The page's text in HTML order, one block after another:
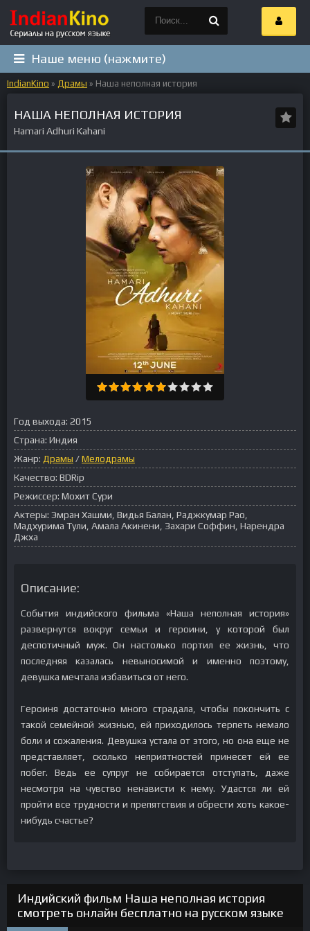
Наше меню (нажмите)
IndianKino » Драмы » Наша неполная история
НАША НЕПОЛНАЯ ИСТОРИЯ
Hamari Adhuri Kahani
Год выхода: 2015
Страна: Индия
Жанр: Драмы /Мелодрамы
Качество: BDRip
Режиссер: Мохит Сури
Актеры: Эмран Хашми, Видья Балан, Раджкумар Рао,
Мадхурима Тули, Амала Акинени, Захари Соффин, Нарендра
Джха
Описание:
События индийского фильма «Наша неполная история»
развернутся вокруг семьи и героини, у которой был
деспотичный муж. Он настолько портил ее жизнь, что
последняя казалась невыносимой и именно поэтому,
девушка мечтала избавиться от него.
Героиня достаточно много страдала, чтобы покончить с
такой семейной жизнью, ей приходилось терпеть немало
боли и сожаления. Девушка устала от этого, но она еще не
представляет, сколько неприятностей принесет ей ее
побег. Ведь ее супруг не собирается отступать, даже
несмотря на чувство ненависти к нему. Удастся ли ей
пройти все трудности и препятствия и обрести хоть какое-
нибудь счастье?
Индийский фильм Наша неполная история
смотреть онлайн бесплатно на русском языке